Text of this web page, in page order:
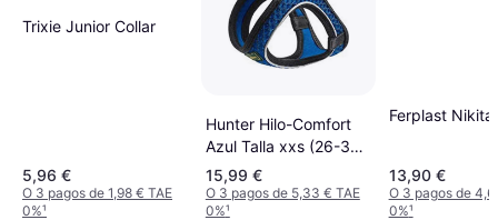
Trixie Junior Collar
5,96 €
O 3 pagos de 1,98 € TAE
0%¹
Hunter Hilo-Comfort
Azul Talla xxs (26-30
cm)
15,99 €
O 3 pagos de 5,33 € TAE
0%¹
Ferplast Nikita
13,90 €
O 3 pagos de
0%¹